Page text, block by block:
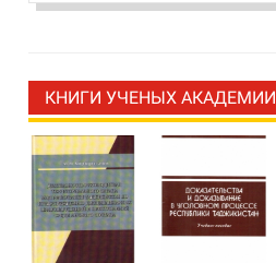
КНИГИ УЧЕНЫХ АКАДЕМИИ